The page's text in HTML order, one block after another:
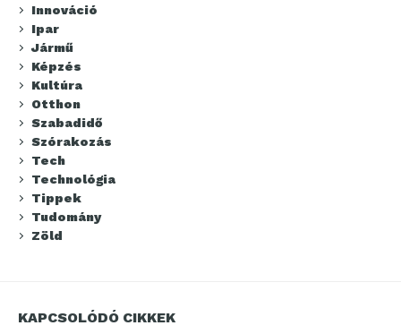
Innováció
Ipar
Jármű
Képzés
Kultúra
Otthon
Szabadidő
Szórakozás
Tech
Technológia
Tippek
Tudomány
Zöld
KAPCSOLÓDÓ CIKKEK